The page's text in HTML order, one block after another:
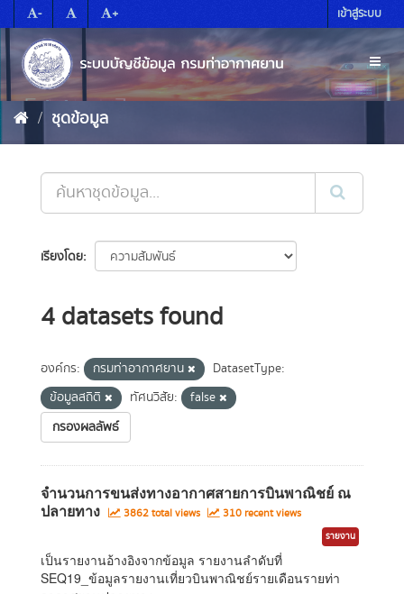
to
content
- + เข้าสู่ระบบ
ชุดข้อมูล
เรียงโดย
4 datasets found
องค์กร: กรมท่าอากาศยาน
DatasetType:
ข้อมูลสถิติ
ทัศนวิสัย:
false
กรองผลลัพธ์
จำนวนการขนส่งทางอากาศสายการบินพาณิชย์ ณ
ปลายทาง
3862 total views 310 recent views
รายงาน
เป็นรายงานอ้างอิงจากข้อมูล รายงานลำดับที่
SEQ19_ข้อมูลรายงานเที่ยวบินพาณิชย์รายเดือนรายท่า